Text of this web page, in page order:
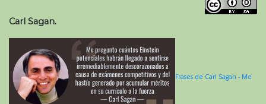
Carl Sagan.
Frases de Carl Sagan - Me